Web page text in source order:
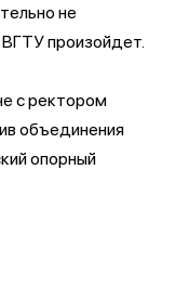
не
произойдет.
с ректором
объединения
опорный